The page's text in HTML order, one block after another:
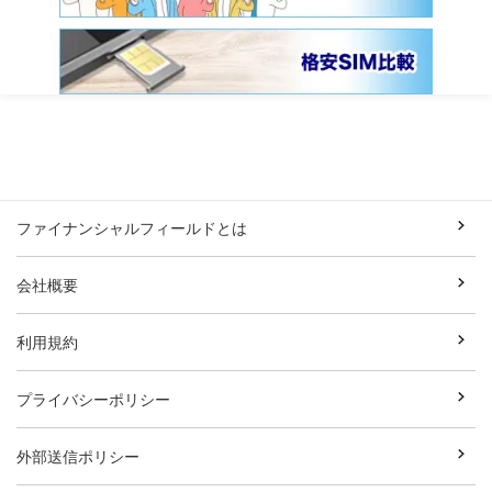
ファイナンシャルフィールドとは
会社概要
利用規約
プライバシーポリシー
外部送信ポリシー